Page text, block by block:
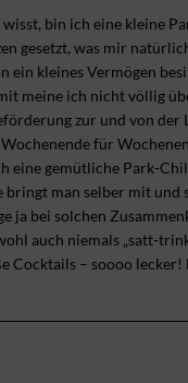
bin ich eine kleine
gesetzt, was mir
ein kleines Vermögen
meine ich nicht völlig
zur und von der
Wochenende für
eine gemütliche Park-
bringt man selber mit und
ja bei solchen
auch niemals „satt-
Cocktails – soooo